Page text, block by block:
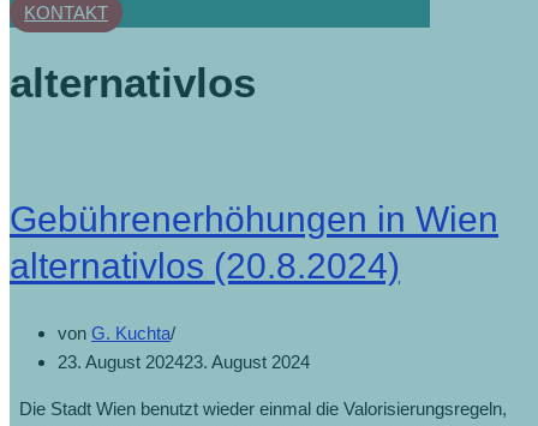
KONTAKT
alternativlos
Gebührenerhöhungen in Wien
alternativlos (20.8.2024)
von G. Kuchta
23. August 202423. August 2024
Die Stadt Wien benutzt wieder einmal die Valorisierungsregeln,